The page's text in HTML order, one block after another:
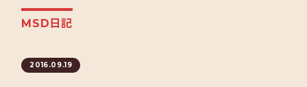
MSD日記
2016.09.19